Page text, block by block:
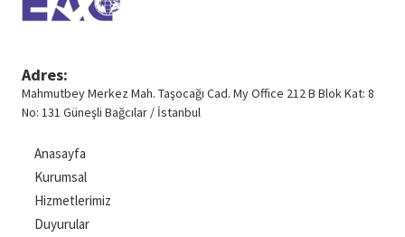
Akışı
Adres:
Mahmutbey Merkez Mah. Taşocağı Cad. My Office 212 B Blok Kat: 8
No: 131 Güneşli Bağcılar / İstanbul
Anasayfa
Kurumsal
Hizmetlerimiz
Duyurular